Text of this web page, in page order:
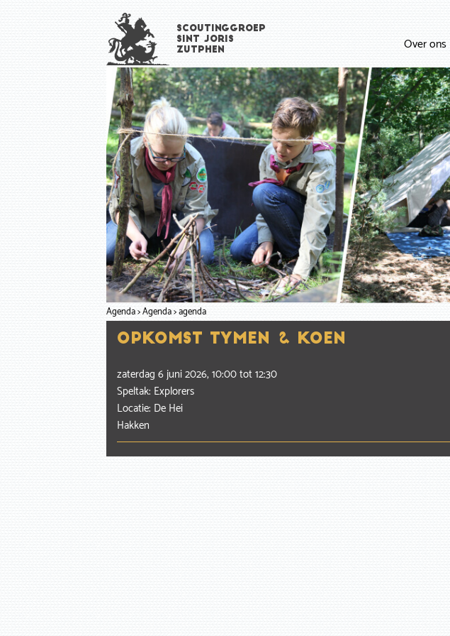
Scoutinggroep
Sint Joris
Zutphen
Over ons
Agenda Agenda agenda
Opkomst Tymen & Koen
zaterdag 6 juni 2026, 10:00tot12:30
Speltak: Explorers
Locatie: De Hei
Hakken